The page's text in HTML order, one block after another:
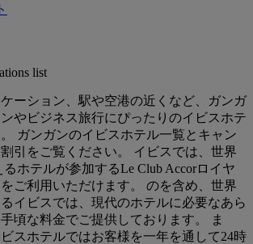
list
ーション、駅や空港の近くなど、ガンガ
やビジネス旅行にぴったりのイビスホテ
ガンガンのイビスホテル一覧とキャン
引をご覧ください。 イビスでは、世界
ホテルが参加するLe Club Accorロイヤ
ご利用いただけます。 のを含め、世界
イビスでは、現代のホテルに必要なあら
頃な料金でご提供しております。 ま
スホテルではお客様を一年を通して24時